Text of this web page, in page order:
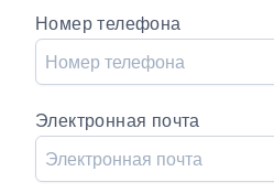
Номер телефона
Электронная почта